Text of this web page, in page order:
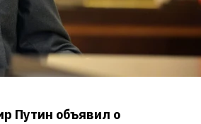
Путин объявил о